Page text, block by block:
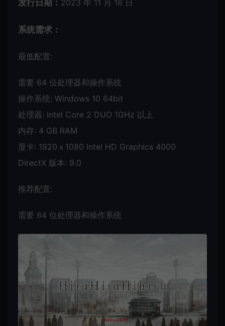
发行日期： 2023 年 11 月 16 日
系统需求：
最低配置:
需要 64 位处理器和操作系统
操作系统: Windows 10 64bit
处理器: Intel Core 2 DUO 1GHz 以上
内存: 4 GB RAM
显卡: 1920ｘ1080 Intel HD Graphics 4000
DirectX 版本: 9.0
推荐配置:
需要 64 位处理器和操作系统